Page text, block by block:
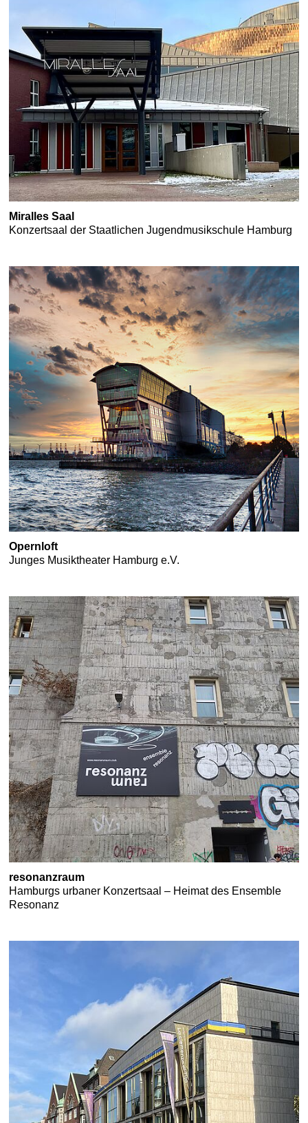
Miralles Saal
Konzertsaal der Staatlichen Jugendmusikschule Hamburg
Opernloft
Junges Musiktheater Hamburg e.V.
resonanzraum
Hamburgs urbaner Konzertsaal – Heimat des Ensemble
Resonanz